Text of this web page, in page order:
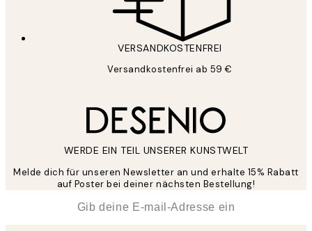
VERSANDKOSTENFREI
Versandkostenfrei ab 59 €
WERDE EIN TEIL UNSERER KUNSTWELT
Melde dich für unseren Newsletter an und erhalte 15% Rabatt
auf Poster bei deiner nächsten Bestellung!